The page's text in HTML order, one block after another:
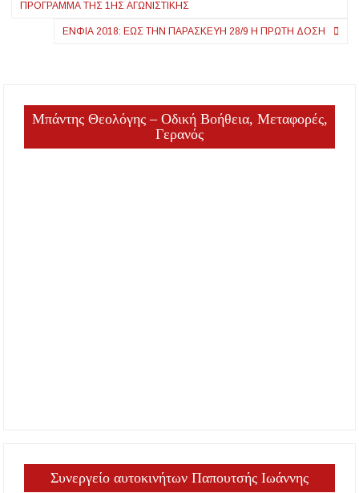
Εντάλματα
ΠΡΌΓΡΑΜΜΑ ΤΗΣ 1ΗΣ ΑΓΩΝΙΣΤΙΚΉΣ
ΕΝΦΙΑ 2018: ΈΩΣ ΤΗΝ ΠΑΡΑΣΚΕΥΉ 28/9 Η ΠΡΏΤΗ ΔΌΣΗ
Μπάντης Θεολόγης – Οδική Βοήθεια, Μεταφορές,
Γερανός
Συνεργείο αυτοκινήτων Παπουτσής Ιωάννης